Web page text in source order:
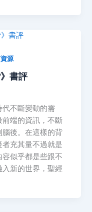
源
書評
不斷變動的需
端的資訊，不斷
後。在這樣的背
充其量不過就是
似乎都是些跟不
新的世界，聖經